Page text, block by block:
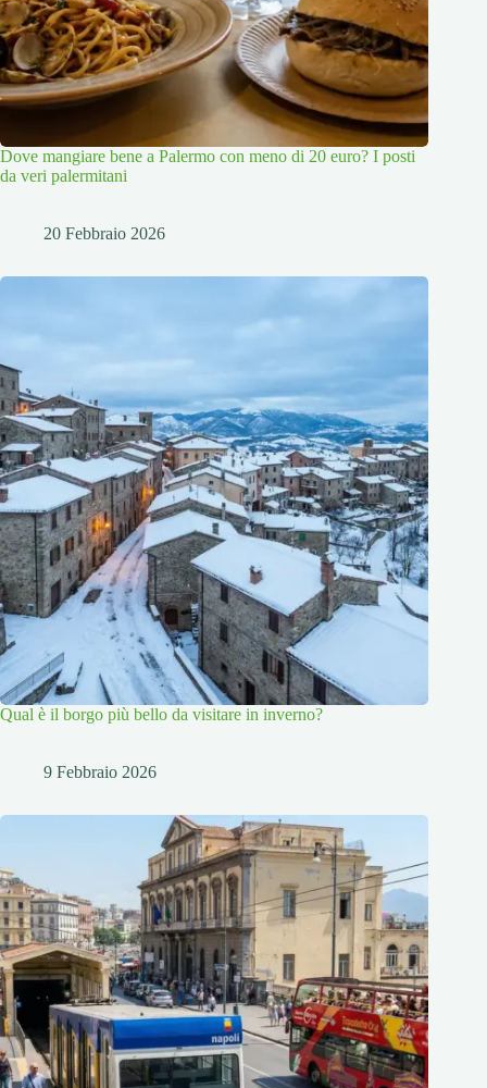
Dove mangiare bene a Palermo con meno di 20 euro? I posti
da veri palermitani
20 Febbraio 2026
Qual è il borgo più bello da visitare in inverno?
9 Febbraio 2026